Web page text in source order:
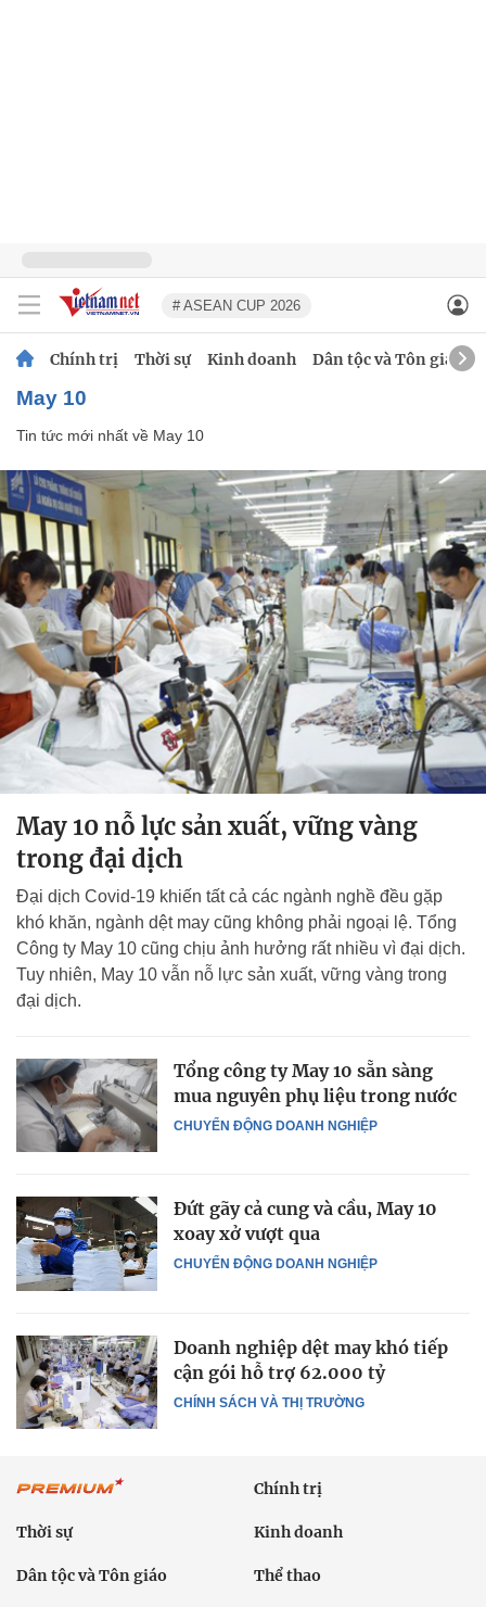
# ASEAN CUP 2026
Chính trị Thời sự Kinh doanh Dân tộc và Tôn giáo
May 10
Tin tức mới nhất về May 10
May 10 nỗ lực sản xuất, vững vàng
trong đại dịch
Đại dịch Covid-19 khiến tất cả các ngành nghề đều gặp
khó khăn, ngành dệt may cũng không phải ngoại lệ. Tổng
Công ty May 10 cũng chịu ảnh hưởng rất nhiều vì đại dịch.
Tuy nhiên, May 10 vẫn nỗ lực sản xuất, vững vàng trong
đại dịch.
CHUYỂN ĐỘNG DOANH NGHIỆP
Tổng công ty May 10 sẵn sàng
mua nguyên phụ liệu trong nước
CHUYỂN ĐỘNG DOANH NGHIỆP
Đứt gãy cả cung và cầu, May 10
xoay xở vượt qua
CHÍNH SÁCH VÀ THỊ TRƯỜNG
Doanh nghiệp dệt may khó tiếp
cận gói hỗ trợ 62.000 tỷ
Chính trị
Thời sự Kinh doanh
Dân tộc và Tôn giáo Thể thao